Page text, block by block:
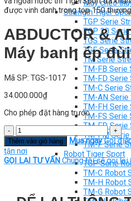
Máy chèo
Strength Tiger
TGP Serie
TGP 20
TGS Serie
TGF Serie
TM Serie
TM-FB Serie
TM-FD Serie
TM-C Serie
TM-AN Serie
TM-FH Serie
TM-FS Serie
TM-FD Serie
TM-FM Serie
TM-F Serie
Robot Tiger Sport
TGP Serie
TM-C Robot
TM-H Robot
TM-G Robot
được vinh danh trong top 150
ABDUCTOR &
Máy banh ép
Mã SP: TGS-1017
34.000.000₫
Cho phép đặt hàng trước
Số
lượng
Thêm vào giỏ hàng Mua ngay Gọi
tận nơi
GỌI LẠI TƯ VẤN Chúng tôi sẽ gọi lại